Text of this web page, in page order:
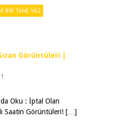
BIR TANE YAZ
Görüntüleri |
Oku : İptal Olan
Saatin Görüntüleri! […]